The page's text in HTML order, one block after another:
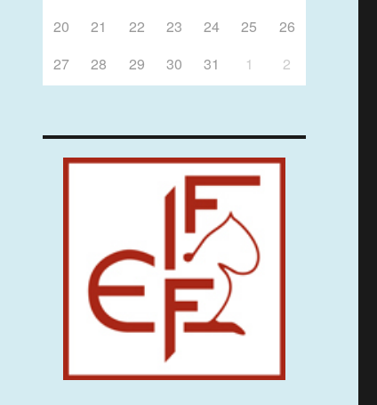
20
21 22 23 24 25
26
27
28 29 30 31 1 2